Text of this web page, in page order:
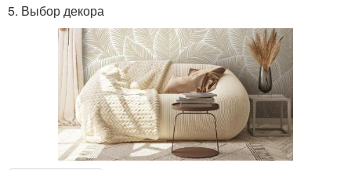
5. Выбор декора